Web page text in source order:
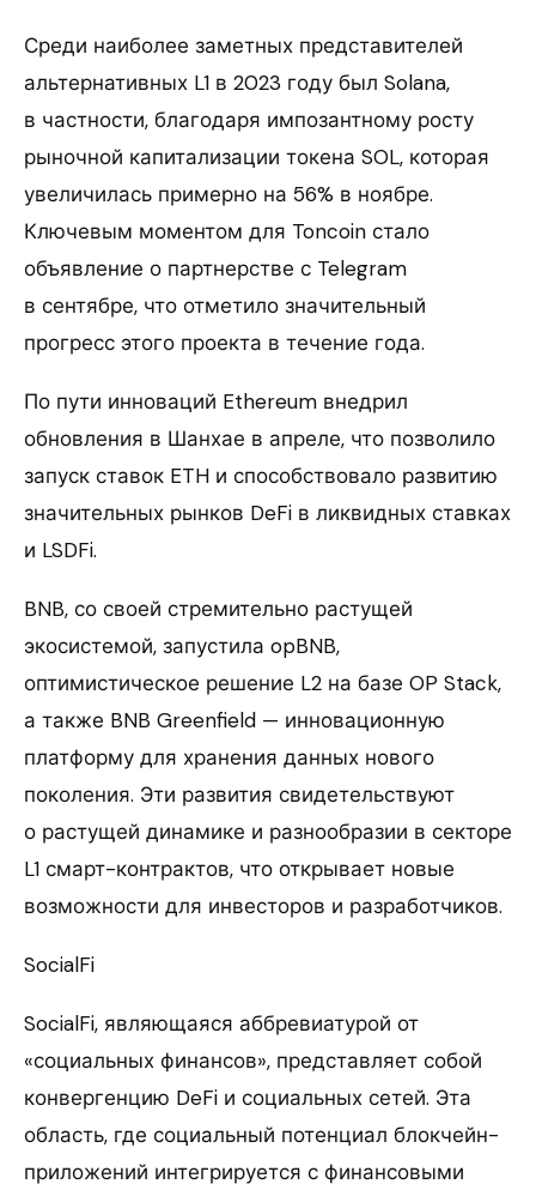
Среди наиболее заметных представителей
альтернативных L1 в 2023 году был Solana,
в частности, благодаря импозантному росту
рыночной капитализации токена SOL, которая
увеличилась примерно на 56% в ноябре.
Ключевым моментом для Toncoin стало
объявление о партнерстве с Telegram
в сентябре, что отметило значительный
прогресс этого проекта в течение года.
По пути инноваций Ethereum внедрил
обновления в Шанхае в апреле, что позволило
запуск ставок ETH и способствовало развитию
значительных рынков DeFi в ликвидных ставках
и LSDFi.
BNB, со своей стремительно растущей
экосистемой, запустила opBNB,
оптимистическое решение L2 на базе OP Stack,
а также BNB Greenfield — инновационную
платформу для хранения данных нового
поколения. Эти развития свидетельствуют
о растущей динамике и разнообразии в секторе
L1 смарт-контрактов, что открывает новые
возможности для инвесторов и разработчиков.
SocialFi
SocialFi, являющаяся аббревиатурой от
«социальных финансов», представляет собой
конвергенцию DeFi и социальных сетей. Эта
область, где социальный потенциал блокчейн-
приложений интегрируется с финансовыми